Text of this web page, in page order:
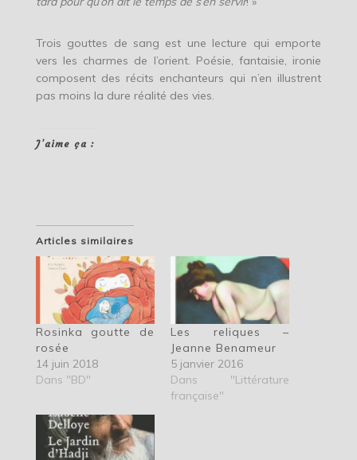
Trois gouttes de sang est une lecture qui emporte
vers les charmes de l’orient. Poésie, fantaisie, ironie
composent des récits enchanteurs qui n’en illustrent
pas moins la dure réalité des vies.
J’aime ça :
Articles similaires
Rosinka goutte de
rosée
14 juin 2018
Dans "BD"
Les reliques –
Jeanne Benameur
5 janvier 2016
Dans "Littérature
française"